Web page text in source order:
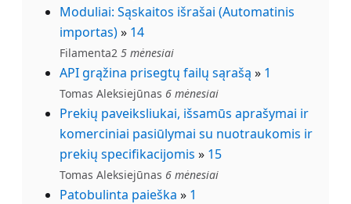
Moduliai: Sąskaitos išrašai (Automatinis
importas)» 14
Filamenta2 5 mėnesiai
API grąžina prisegtų failų sąrašą » 1
Tomas Aleksiejūnas 6 mėnesiai
Prekių paveiksliukai, išsamūs aprašymai ir
komerciniai pasiūlymai su nuotraukomis ir
prekių specifikacijomis » 15
Tomas Aleksiejūnas 6 mėnesiai
Patobulinta paieška » 1